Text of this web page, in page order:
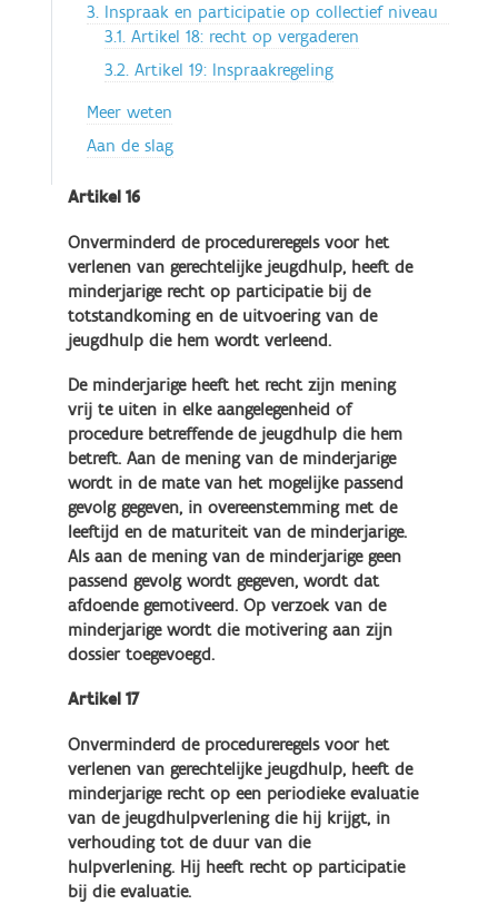
Artikel 16
Onverminderd de procedureregels voor het
verlenen van gerechtelijke jeugdhulp, heeft de
minderjarige recht op participatie bij de
totstandkoming en de uitvoering van de
jeugdhulp die hem wordt verleend.
De minderjarige heeft het recht zijn mening
vrij te uiten in elke aangelegenheid of
procedure betreffende de jeugdhulp die hem
betreft. Aan de mening van de minderjarige
wordt in de mate van het mogelijke passend
gevolg gegeven, in overeenstemming met de
leeftijd en de maturiteit van de minderjarige.
Als aan de mening van de minderjarige geen
passend gevolg wordt gegeven, wordt dat
afdoende gemotiveerd. Op verzoek van de
minderjarige wordt die motivering aan zijn
dossier toegevoegd.
Artikel 17
Onverminderd de procedureregels voor het
verlenen van gerechtelijke jeugdhulp, heeft de
minderjarige recht op een periodieke evaluatie
van de jeugdhulpverlening die hij krijgt, in
verhouding tot de duur van die
hulpverlening. Hij heeft recht op participatie
bij die evaluatie.
3. Inspraak en participatie op collectief niveau
3.1. Artikel 18: recht op vergaderen
3.2. Artikel 19: Inspraakregeling
Meer weten
Aan de slag